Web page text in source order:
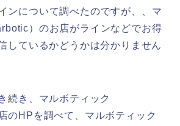
ンについて調べたのですが、、マ
）のお店がラインなどでお得
しているかどうかは分かりません
続き、マルボティック
のHPを調べて、マルボティック